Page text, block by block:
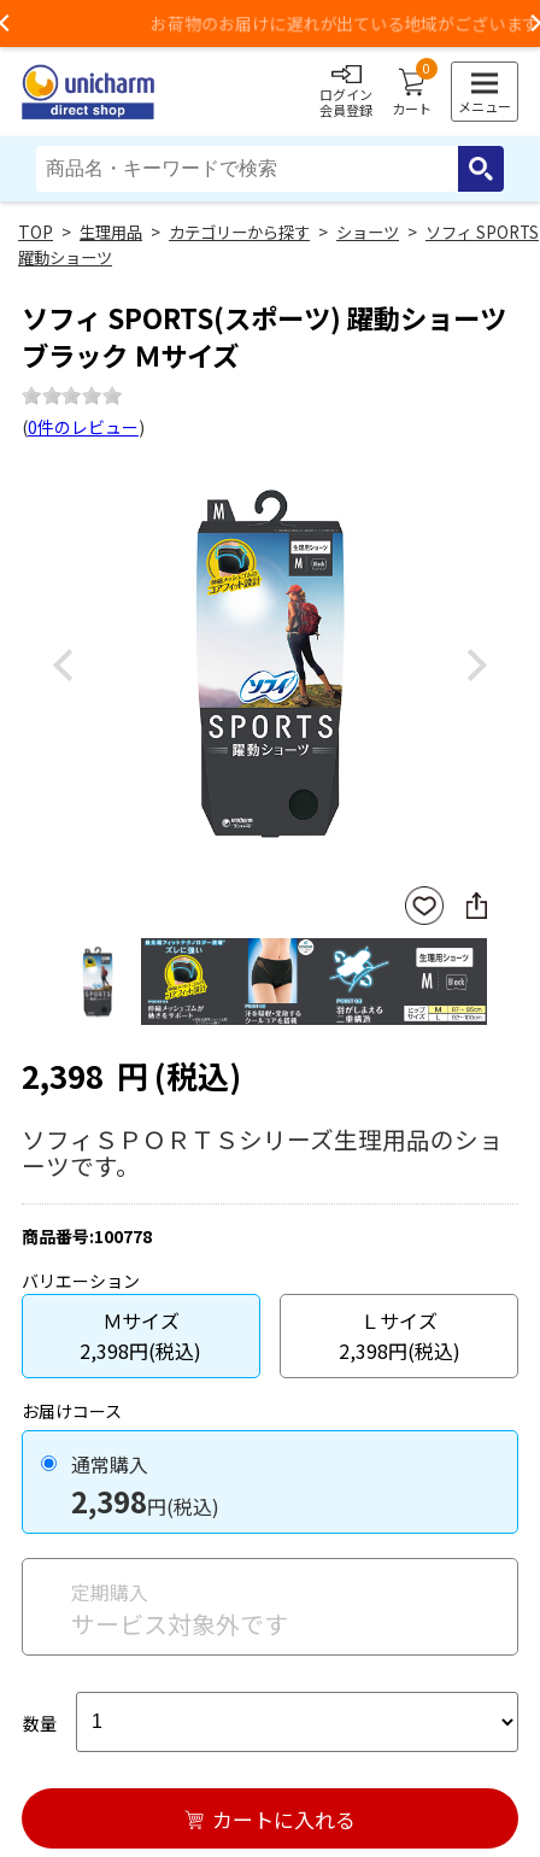
お荷物のお届けに遅れが出ている地域がございます
ログイン
会員登録
0
カート メニュー
> 生理用品 > カテゴリーから探す > ショーツ > ソフィ SPORTS
躍動ショーツ
ソフィ SPORTS(スポーツ) 躍動ショーツ
ブラック Ｍサイズ
(0件のレビュー)
Previous Next
お気
に入
りに
登録
SNS
に
シ
ェ
2,398 円 (税込)
ソフィＳＰＯＲＴＳシリーズ生理用品のショ
ーツです。
商品番号:100778
バリエーション
Ｍサイズ
2,398円(税込)
Ｌサイズ
2,398円(税込)
お届けコース
通常購入
2,398円(税込)
定期購入
サービス対象外です
数量
カートに入れる